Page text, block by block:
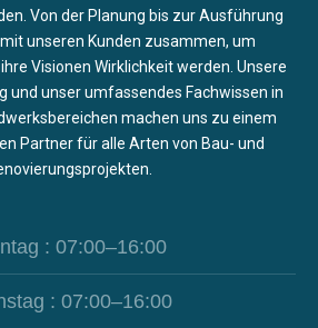
: 07:00–16:00
: 07:00–16:00
Von der Planung bis zur Ausführung
unseren Kunden zusammen, um
Visionen Wirklichkeit werden. Unsere
und unser umfassendes Fachwissen in
machen uns zu einem
Partner für alle Arten von Bau- und